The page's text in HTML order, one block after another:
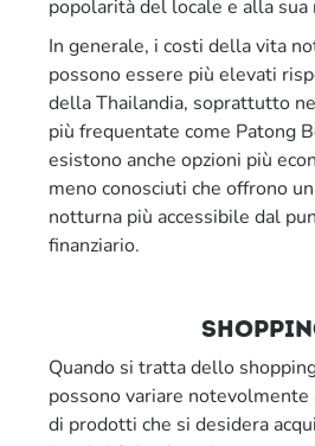
popolarità del locale e alla sua
In generale, i costi della vita
possono essere più elevati
della Thailandia, soprattutto
più frequentate come Patong
esistono anche opzioni più
meno conosciuti che offrono
notturna più accessibile dal
finanziario.
Quando si tratta dello
possono variare notevolmente
di prodotti che si desidera